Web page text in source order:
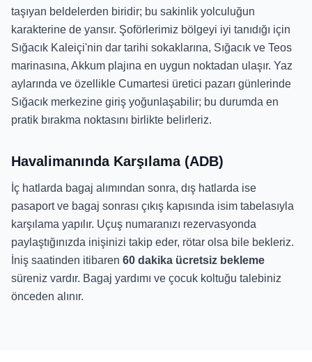
taşıyan beldelerden biridir; bu sakinlik yolculuğun
karakterine de yansır. Şoförlerimiz bölgeyi iyi tanıdığı için
Sığacık Kaleiçi'nin dar tarihi sokaklarına, Sığacık ve Teos
marinasına, Akkum plajına en uygun noktadan ulaşır. Yaz
aylarında ve özellikle Cumartesi üretici pazarı günlerinde
Sığacık merkezine giriş yoğunlaşabilir; bu durumda en
pratik bırakma noktasını birlikte belirleriz.
Havalimanında Karşılama (ADB)
İç hatlarda bagaj alımından sonra, dış hatlarda ise
pasaport ve bagaj sonrası çıkış kapısında isim tabelasıyla
karşılama yapılır. Uçuş numaranızı rezervasyonda
paylaştığınızda inişinizi takip eder, rötar olsa bile bekleriz.
İniş saatinden itibaren 60 dakika ücretsiz bekleme
süreniz vardır. Bagaj yardımı ve çocuk koltuğu talebiniz
önceden alınır.